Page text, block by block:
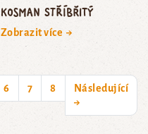
kosman stříbřitý
Zobrazit více →
6 7 8
Následující
→